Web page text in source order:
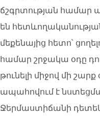
ճշգրտության համար
են
մեքենայից հետո՝
համար շրջակա օդը
թունելի միջով մի
ապահովում է
Ջերմաստիճանի